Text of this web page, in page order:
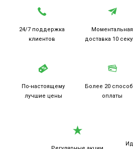
24/7 поддержка
клиентов
Моментальная
доставка 10
По-настоящему
лучшие цены
Более 20
оплаты